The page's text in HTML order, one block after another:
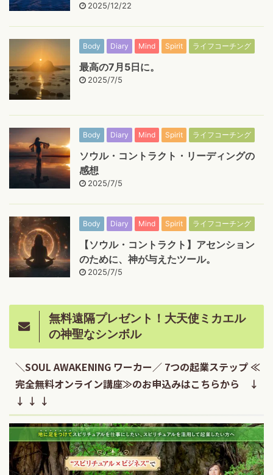
2025/12/22
Body Diary Mind Spirit ライフコーチング
最高の7月5日に。
2025/7/5
Body Diary Mind Spirit ライフコーチング
ソウル・コントラクト・リーディングの
感想
2025/7/5
Body Diary Mind Spirit ライフコーチング
【ソウル・コントラクト】アセンション
のために、神が与えたツール。
2025/7/5
無料遠隔プレゼント！大天使ミカエル
の神聖なシンボル
＼SOUL AWAKENING ワーカー／ 7つの起業ステップ ≪
完全無料オンライン講座≫のお申込みはこちらから ↓
↓ ↓ ↓